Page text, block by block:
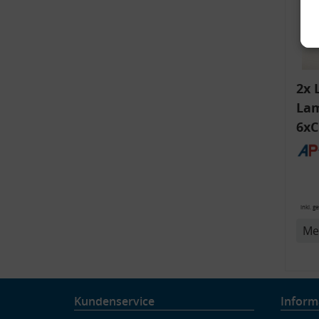
2x
inkl.
Kundenservice